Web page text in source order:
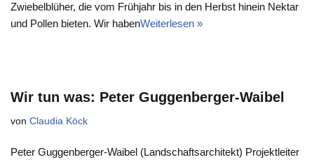
Zwiebelblüher, die vom Frühjahr bis in den Herbst hinein Nektar
und Pollen bieten. Wir habenWeiterlesen »
Wir tun was: Peter Guggenberger-Waibel
von Claudia Köck
Peter Guggenberger-Waibel (Landschaftsarchitekt) Projektleiter